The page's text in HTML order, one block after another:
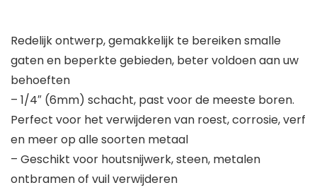
Redelijk ontwerp, gemakkelijk te bereiken smalle
gaten en beperkte gebieden, beter voldoen aan uw
behoeften
– 1/4″ (6mm) schacht, past voor de meeste boren.
Perfect voor het verwijderen van roest, corrosie, verf
en meer op alle soorten metaal
– Geschikt voor houtsnijwerk, steen, metalen
ontbramen of vuil verwijderen